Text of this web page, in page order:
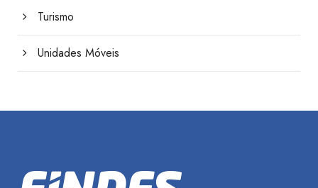
Turismo
Unidades Móveis